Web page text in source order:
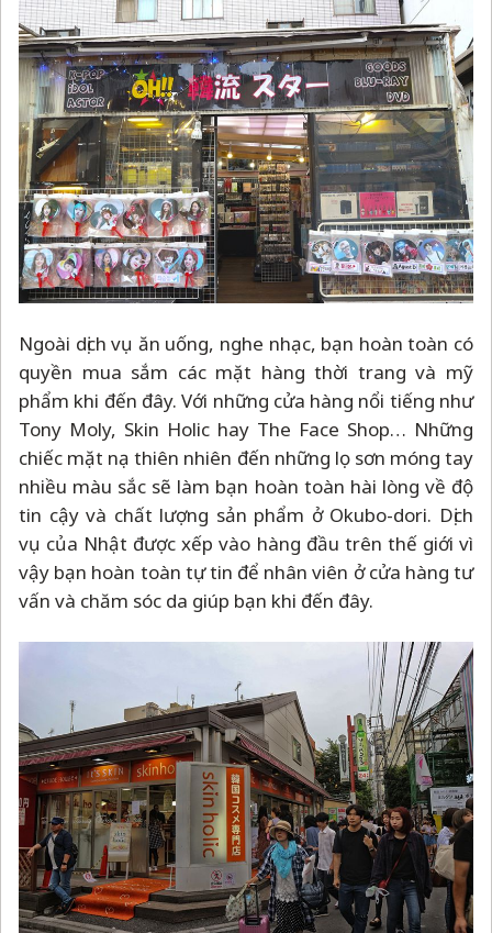
Ngoài dịch vụ ăn uống, nghe nhạc, bạn hoàn toàn có
quyền mua sắm các mặt hàng thời trang và mỹ
phẩm khi đến đây. Với những cửa hàng nổi tiếng như
Tony Moly, Skin Holic hay The Face Shop… Những
chiếc mặt nạ thiên nhiên đến những lọ sơn móng tay
nhiều màu sắc sẽ làm bạn hoàn toàn hài lòng về độ
tin cậy và chất lượng sản phẩm ở Okubo-dori. Dịch
vụ của Nhật được xếp vào hàng đầu trên thế giới vì
vậy bạn hoàn toàn tự tin để nhân viên ở cửa hàng tư
vấn và chăm sóc da giúp bạn khi đến đây.